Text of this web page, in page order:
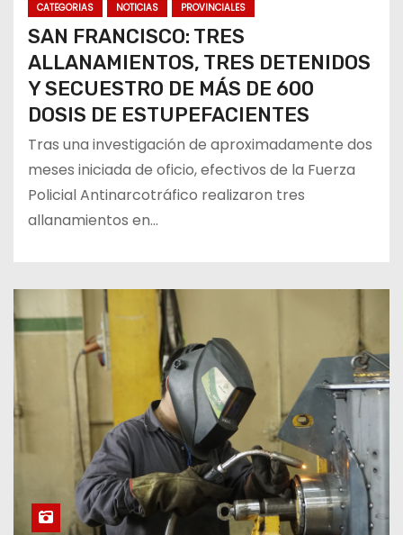
CATEGORIAS NOTICIAS PROVINCIALES
SAN FRANCISCO: TRES
ALLANAMIENTOS, TRES DETENIDOS
Y SECUESTRO DE MÁS DE 600
DOSIS DE ESTUPEFACIENTES
Tras una investigación de aproximadamente dos
meses iniciada de oficio, efectivos de la Fuerza
Policial Antinarcotráfico realizaron tres
allanamientos en…